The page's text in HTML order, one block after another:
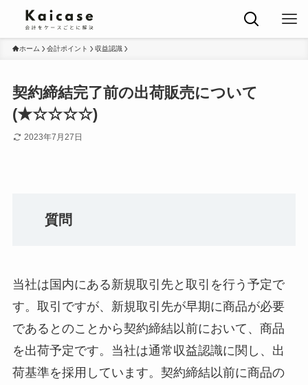
ホーム 会計ポイント 収益認識
契約締結完了前の出荷販売について
(★☆☆☆☆)
2023年7月27日
質問
当社は国内にある新規取引先と取引を行う予定で
す。取引ですが、新規取引先が早期に商品が必要
であるとのことから契約締結以前において、商品
を出荷予定です。当社は通常収益認識に関し、出
荷基準を採用しています。契約締結以前に商品の